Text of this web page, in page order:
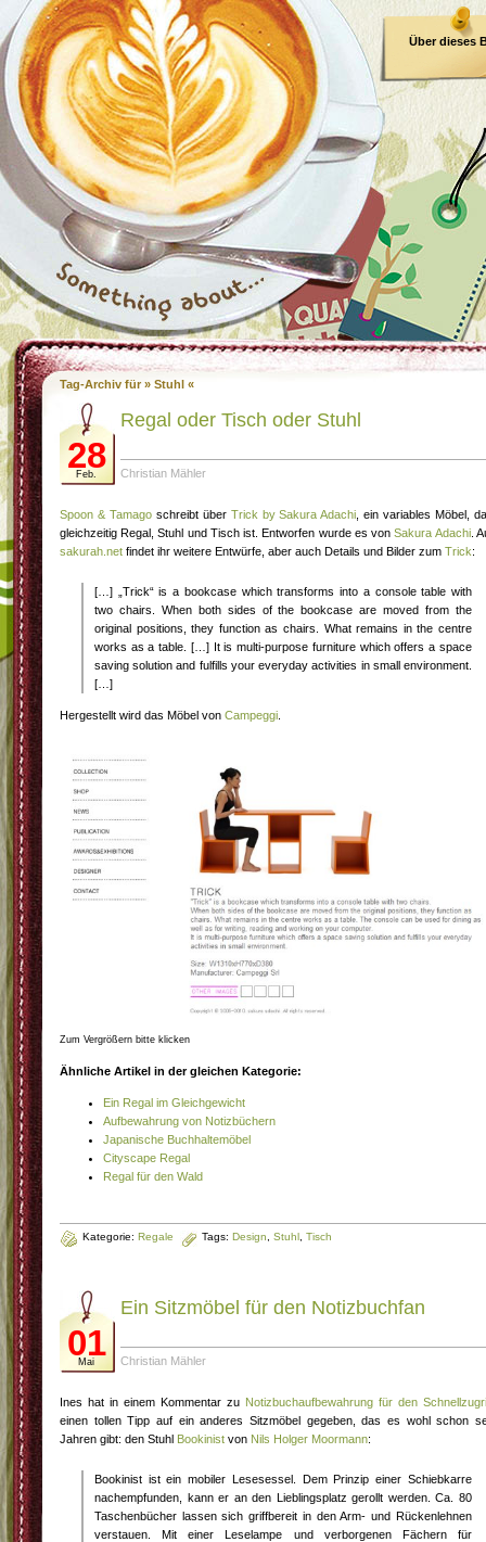
Über dieses
Tag-Archiv für » Stuhl «
28
Feb.
Regal oder Tisch oder Stuhl
Christian Mähler
Spoon & Tamagoschreibt über Trick by Sakura Adachi , ein variables Möbel,
gleichzeitig Regal, Stuhl und Tisch ist. Entworfen wurde es vonSakura Adachi.
sakurah.net findet ihr weitere Entwürfe, aber auch Details und Bilder zum Trick:
[…] „Trick“ is a bookcase which transforms into a console table with
two chairs. When both sides of the bookcase are moved from the
original positions, they function as chairs. What remains in the centre
works as a table. […] It is multi-purpose furniture which offers a space
saving solution and fulfills your everyday activities in small environment.
[…]
Hergestellt wird das Möbel von Campeggi
Zum Vergrößern bitte klicken
Ähnliche Artikel in der gleichen Kategorie:
Ein Regal im Gleichgewicht
Aufbewahrung von Notizbüchern
Japanische Buchhaltemöbel
Cityscape Regal
Regal für den Wald
Kategorie: Regale Tags: Design Stuhl Tisch
01
Mai
Ein Sitzmöbel für den Notizbuchfan
Christian Mähler
Ines hat in einem Kommentar zu Notizbuchaufbewahrung für den
einen tollen Tipp auf ein anderes Sitzmöbel gegeben, das es wohl schon
Jahren gibt: den Stuhl Bookinist von Nils Holger Moormann:
Bookinist ist ein mobiler Lesesessel. Dem Prinzip einer Schiebkarre
nachempfunden, kann er an den Lieblingsplatz gerollt werden. Ca. 80
Taschenbücher lassen sich griffbereit in den Arm- und Rückenlehnen
verstauen. Mit einer Leselampe und verborgenen Fächern für